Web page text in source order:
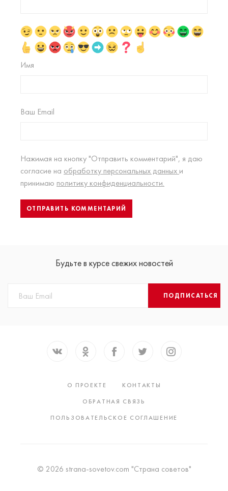
Имя
Ваш Email
Нажимая на кнопку "Отправить комментарий", я даю
согласие на обработку персональных данных и
принимаю политику конфиденциальности.
Будьте в курсе свежих новостей
ПОДПИСАТЬСЯ
О ПРОЕКТЕ
КОНТАКТЫ
ОБРАТНАЯ СВЯЗЬ
ПОЛЬЗОВАТЕЛЬСКОЕ СОГЛАШЕНИЕ
© 2026 strana-sovetov.com "Страна советов"